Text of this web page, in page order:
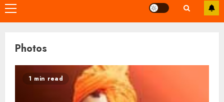
Primary
Menu
Photos
1 min read